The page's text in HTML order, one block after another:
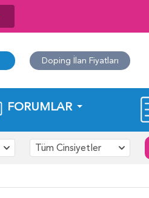
Doping İlan Fiyatları
FORUMLAR
Tüm Cinsiyetler